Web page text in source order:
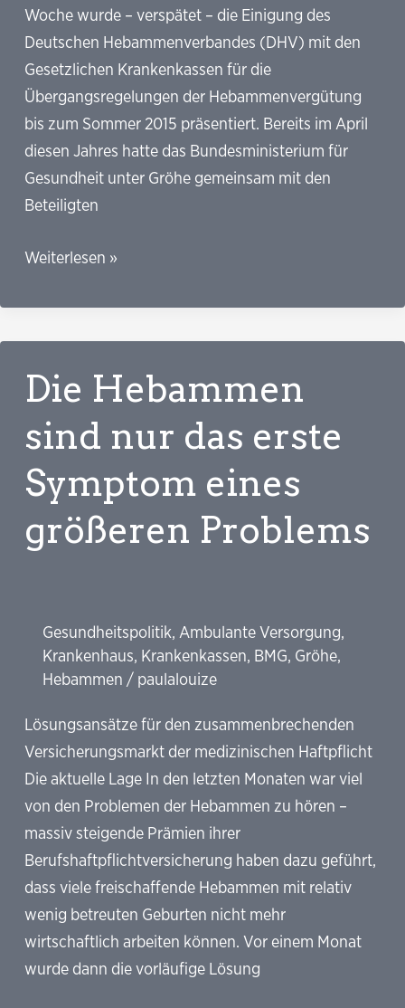
Woche wurde – verspätet – die Einigung des
Deutschen Hebammenverbandes (DHV) mit den
Gesetzlichen Krankenkassen für die
Übergangsregelungen der Hebammenvergütung
bis zum Sommer 2015 präsentiert. Bereits im April
diesen Jahres hatte das Bundesministerium für
Gesundheit unter Gröhe gemeinsam mit den
Beteiligten
Die
Abteilung
der
intelligenter
als
ihr
Verhandlungsteam
Weiterlesen »
Die Hebammen
sind nur das erste
Symptom eines
größeren Problems
Gesundheitspolitik,Ambulante Versorgung,
Krankenhaus, Krankenkassen, BMG, Gröhe,
Hebammen / paulalouize
Lösungsansätze für den zusammenbrechenden
Versicherungsmarkt der medizinischen Haftpflicht
Die aktuelle Lage In den letzten Monaten war viel
von den Problemen der Hebammen zu hören –
massiv steigende Prämien ihrer
Berufshaftpflichtversicherung haben dazu geführt,
dass viele freischaffende Hebammen mit relativ
wenig betreuten Geburten nicht mehr
wirtschaftlich arbeiten können. Vor einem Monat
wurde dann die vorläufige Lösung